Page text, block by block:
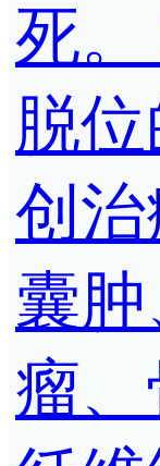
死。
脱
创治
囊
瘤